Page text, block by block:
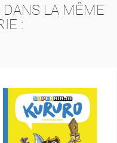
LA MÊME
: